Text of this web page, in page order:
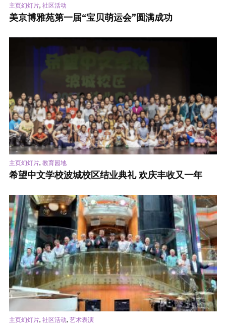
主页幻灯片, 社区活动
美京博雅苑第一届“宝贝萌运会”圆满成功
主页幻灯片, 教育园地
希望中文学校波城校区结业典礼 欢庆丰收又一年
主页幻灯片, 社区活动, 艺术表演